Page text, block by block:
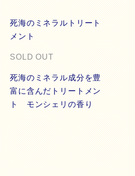
死海のミネラルトリート
メント
SOLD OUT
死海のミネラル成分を豊
富に含んだトリートメン
ト モンシェリの香り